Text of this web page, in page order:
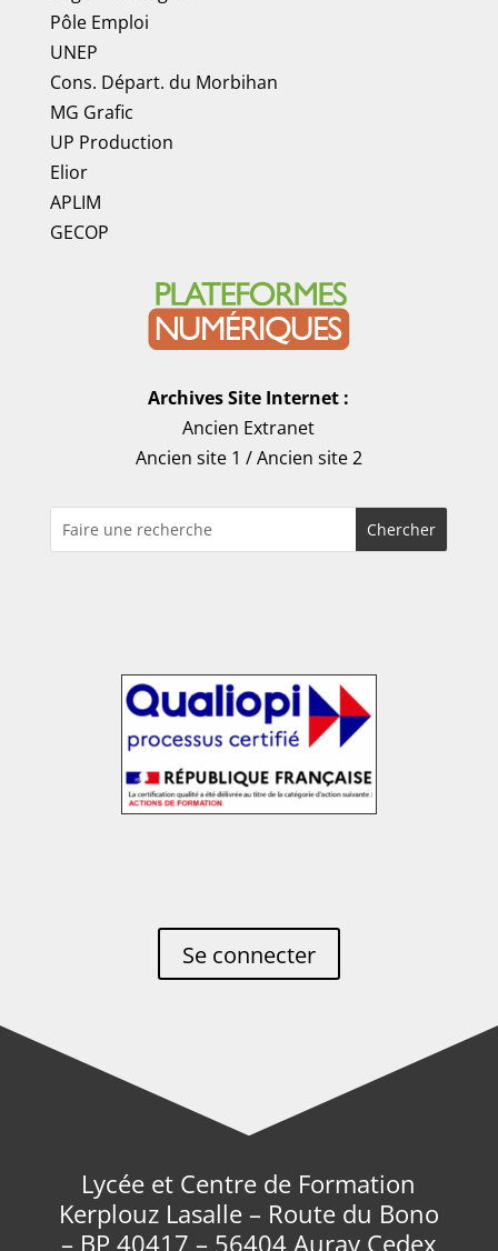
Pôle Emploi
UNEP
Cons. Départ. du Morbihan
MG Grafic
UP Production
Elior
APLIM
GECOP
Archives Site Internet :
Ancien Extranet
Ancien site 1 /Ancien site 2
Se connecter
Lycée et Centre de Formation
Kerplouz Lasalle – Route du Bono
– BP 40417 – 56404 Auray Cedex